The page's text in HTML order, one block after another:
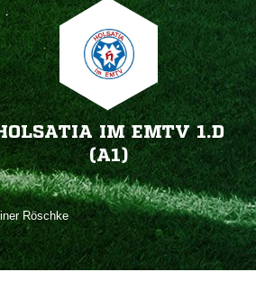
IM EMTV 1.D
(A1)
